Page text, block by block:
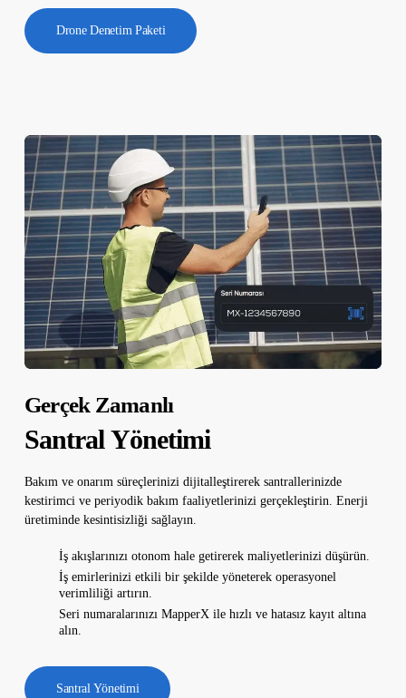
Drone Denetim Paketi
Gerçek Zamanlı
Santral Yönetimi
Bakım ve onarım süreçlerinizi dijitalleştirerek santrallerinizde
kestirimci ve periyodik bakım faaliyetlerinizi gerçekleştirin. Enerji
üretiminde kesintisizliği sağlayın.
İş akışlarınızı otonom hale getirerek maliyetlerinizi düşürün.
İş emirlerinizi etkili bir şekilde yöneterek operasyonel
verimliliği artırın.
Seri numaralarınızı MapperX ile hızlı ve hatasız kayıt altına
alın.
Santral Yönetimi